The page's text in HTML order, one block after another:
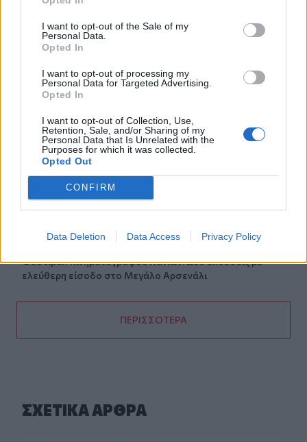
I want to opt-out of the Sale of my
Personal Data.
Opted In
I want to opt-out of processing my
Personal Data for Targeted Advertising.
Opted In
I want to opt-out of Collection, Use,
Retention, Sale, and/or Sharing of my
Personal Data that Is Unrelated with the
Purposes for which it was collected.
Opted Out
CONFIRM
Data Deletion Data Access Privacy Policy
Τελευταία βουτιά για 65χρονη στην παραλία του Καβρού
Φωτιά στο νότιο Ρέθυμνο: Ο Δήμος Αγίου Βασιλείου
ευχαριστεί για το "κύμα αλληλεγγύης"
«Τα έχω χάσει όλα»: Συντετριμμένος ο πατέρας και
σύζυγος των θυμάτων στο τροχαίο στις Σέρρες
Επίσκεψη του Δημάρχου του Δήμου Σαρωνικού στο
Φεστιβάλ Κινηματογράφου Χανίων: Δύο εκθέσεις με
ελεύθερη είσοδο στο Μεγάλο Αρσενάλι
ΠΕΡΙΣΣΟΤΕΡΑ
ΣΧΕΤΙΚA AΡΘΡΑ